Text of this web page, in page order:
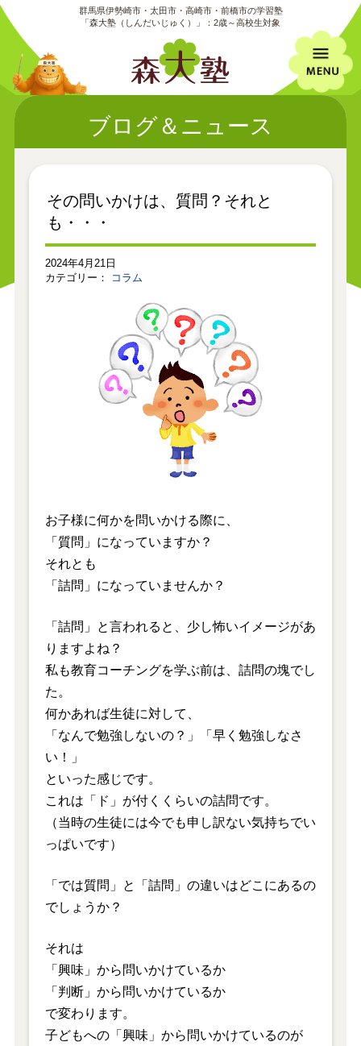
群馬県伊勢崎市・太田市・高崎市・前橋市の学習塾
「森大塾（しんだいじゅく）」：2歳～高校生対象
ブログ＆ニュース
その問いかけは、質問？それと
も・・・
2024年4月21日
カテゴリー：
コラム
お子様に何かを問いかける際に、
「質問」になっていますか？
それとも
「詰問」になっていませんか？
「詰問」と言われると、少し怖いイメージがあ
りますよね？
私も教育コーチングを学ぶ前は、詰問の塊でし
た。
何かあれば生徒に対して、
「なんで勉強しないの？」「早く勉強しなさ
い！」
といった感じです。
これは「ド」が付くくらいの詰問です。
（当時の生徒には今でも申し訳ない気持ちでい
っぱいです）
「では質問」と「詰問」の違いはどこにあるの
でしょうか？
それは
「興味」から問いかけているか
「判断」から問いかけているか
で変わります。
子どもへの「興味」から問いかけているのが